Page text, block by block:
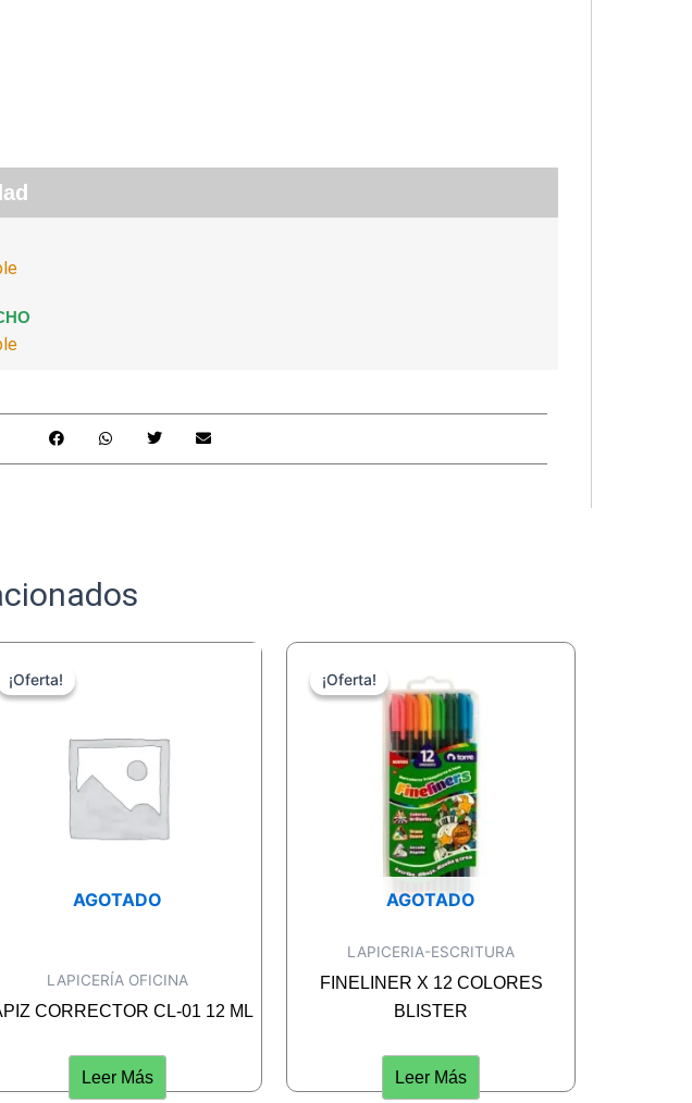
¡Oferta!
AGOTADO
¡Oferta!
LAPICERÍA OFICINA
CORRECTOR CL-01 12 ML
Leer Más
¡Oferta!
AGOTADO
¡Oferta!
LAPICERIA-ESCRITURA
FINELINER X 12 COLORES
BLISTER
Leer Más